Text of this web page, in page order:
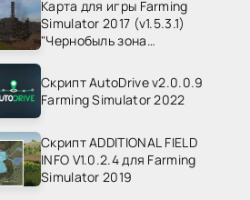
Карта для игры Farming
Simulator 2017 (v1.5.3.1)
"Чернобыль зона
Скрипт AutoDrive v2.0.0.9
Farming Simulator 2022
Скрипт ADDITIONAL FIELD
INFO V1.0.2.4 для Farming
Simulator 2019